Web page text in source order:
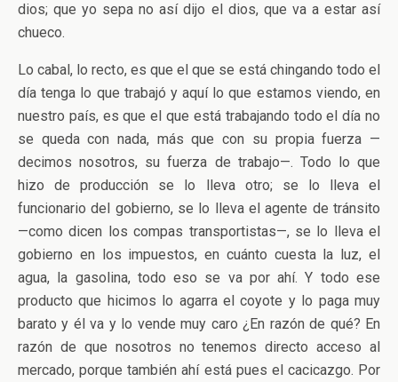
dios; que yo sepa no así dijo el dios, que va a estar así
chueco.
Lo cabal, lo recto, es que el que se está chingando todo el
día tenga lo que trabajó y aquí lo que estamos viendo, en
nuestro país, es que el que está trabajando todo el día no
se queda con nada, más que con su propia fuerza —
decimos nosotros, su fuerza de trabajo—. Todo lo que
hizo de producción se lo lleva otro; se lo lleva el
funcionario del gobierno, se lo lleva el agente de tránsito
—como dicen los compas transportistas—, se lo lleva el
gobierno en los impuestos, en cuánto cuesta la luz, el
agua, la gasolina, todo eso se va por ahí. Y todo ese
producto que hicimos lo agarra el coyote y lo paga muy
barato y él va y lo vende muy caro ¿En razón de qué? En
razón de que nosotros no tenemos directo acceso al
mercado, porque también ahí está pues el cacicazgo. Por